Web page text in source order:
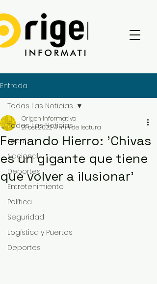
Entrada
Todas Las Noticias
Local
Nacional
Deportes
Entretenimiento
Política
Seguridad
Logística y Puertos
Deportes
Todas Las Noticias
Fernando Hierro: 'Chivas
es un gigante que tiene
que volver a ilusionar'
Origen Informativo
21 oct 20224 min de lectura